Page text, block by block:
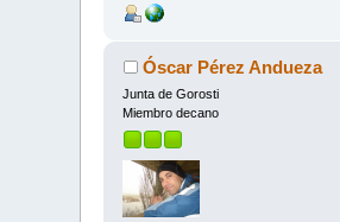
Óscar Pérez Andueza
Junta de Gorosti
Miembro decano